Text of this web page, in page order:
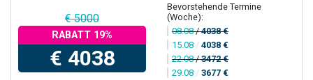
€ 5000
RABATT 19%
€ 4038
Bevorstehende Termine
(Woche):
08.08/4038 €
15.08 / 4038 €
22.08/3472 €
29.08 / 3677 €